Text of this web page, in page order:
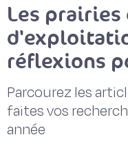
Les
réflexions
Parcourez les
faites vos
année